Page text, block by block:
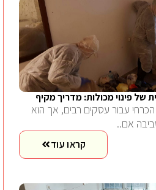
פינוי מכולות: מדריך מקיף
עבור עסקים רבים, אך הוא
אם..
קראו עוד